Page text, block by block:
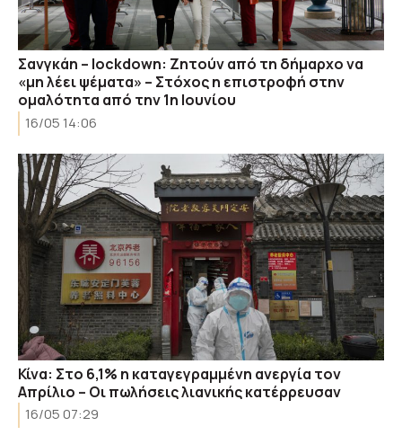
Σανγκάη – lockdown: Ζητούν από τη δήμαρχο να
«μη λέει ψέματα» – Στόχος η επιστροφή στην
ομαλότητα από την 1η Ιουνίου
16/05 14:06
Κίνα: Στο 6,1% η καταγεγραμμένη ανεργία τον
Απρίλιο – Οι πωλήσεις λιανικής κατέρρευσαν
16/05 07:29